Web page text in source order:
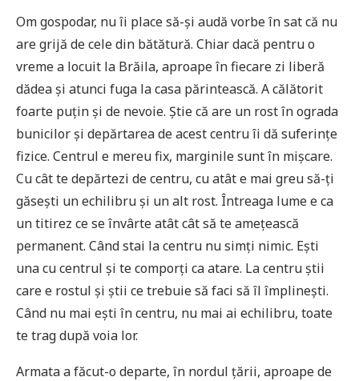
Om gospodar, nu îi place să-și audă vorbe în sat că nu
are grijă de cele din bătătură. Chiar dacă pentru o
vreme a locuit la Brăila, aproape în fiecare zi liberă
dădea și atunci fuga la casa părintească. A călătorit
foarte puțin și de nevoie. Știe că are un rost în ograda
bunicilor și depărtarea de acest centru îi dă suferințe
fizice. Centrul e mereu fix, marginile sunt în mișcare.
Cu cât te depărtezi de centru, cu atât e mai greu să-ți
găsești un echilibru și un alt rost. Întreaga lume e ca
un titirez ce se învârte atât cât să te amețească
permanent. Când stai la centru nu simți nimic. Ești
una cu centrul și te comporți ca atare. La centru știi
care e rostul și știi ce trebuie să faci să îl împlinești.
Când nu mai ești în centru, nu mai ai echilibru, toate
te trag după voia lor.
Armata a făcut-o departe, în nordul țării, aproape de